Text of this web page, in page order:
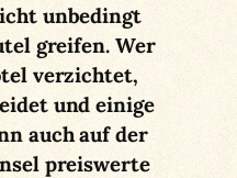
unbedingt
greifen. Wer
verzichtet,
und einige
auch auf der
preiswerte